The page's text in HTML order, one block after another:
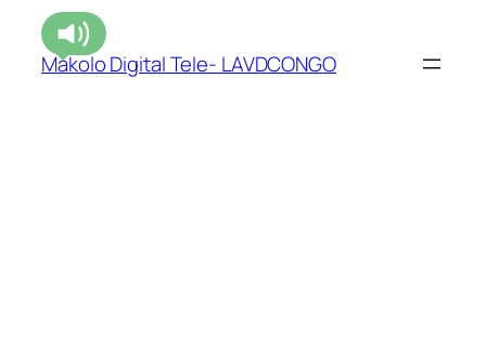
Makolo Digital Tele- LAVDCONGO